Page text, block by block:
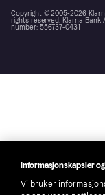
Copyright © 2005-2026
rights reserved. Klarna Bank
number: 556737-0431
Informasjonskapsler
Vi bruker